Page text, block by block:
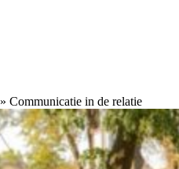
» Communicatie in de relatie